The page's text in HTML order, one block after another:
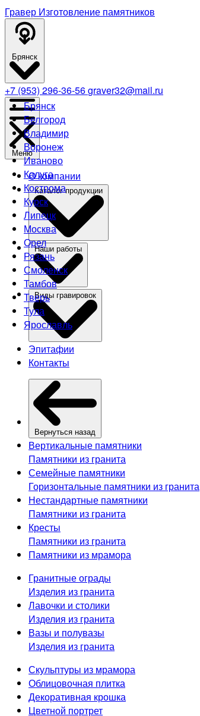
Гравер Изготовление памятников
Брянск
Брянск
Белгород
Владимир
Воронеж
Иваново
Калуга
Кострома
Курск
Липецк
Москва
Орел
Рязань
Смоленск
Тамбов
Тверь
Тула
Ярославль
+7 (953) 296-36-56graver32@mail.ru
Меню
О компании
Эпитафии
Контакты
Вернуться назад
Вертикальные памятники
Памятники из гранита
Семейные памятники
Горизонтальные памятники из гранита
Нестандартные памятники
Памятники из гранита
Кресты
Памятники из гранита
Памятники из мрамора
Гранитные ограды
Изделия из гранита
Лавочки и столики
Изделия из гранита
Вазы и полувазы
Изделия из гранита
Скульптуры из мрамора
Облицовочная плитка
Декоративная крошка
Цветной портрет